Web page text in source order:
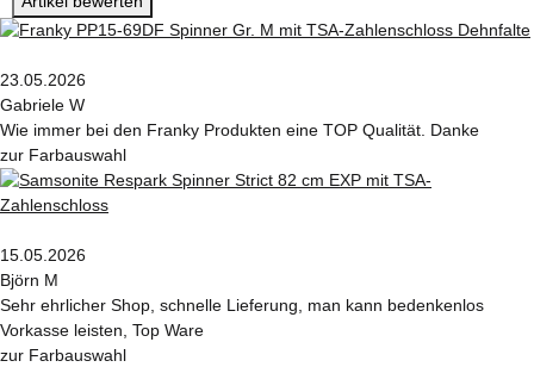
23.05.2026
Gabriele W
Wie immer bei den Franky Produkten eine TOP Qualität. Danke
zur Farbauswahl
15.05.2026
Björn M
Sehr ehrlicher Shop, schnelle Lieferung, man kann bedenkenlos
Vorkasse leisten, Top Ware
zur Farbauswahl